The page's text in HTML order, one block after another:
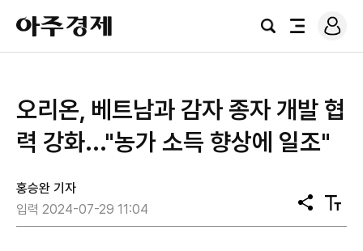
아
주
경
검
전
로
그
오리온, 베트남과 감자 종자 개발 협
력 강화..."농가 소득 향상에 일조"
홍승완 기자
입력 2024-07-29 11:04
공
유
텍
스